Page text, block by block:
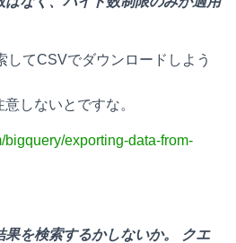
してCSVでダウンロードしよう
しないとですな。
bigquery/exporting-data-from-
果を検索するかしないか。 クエ